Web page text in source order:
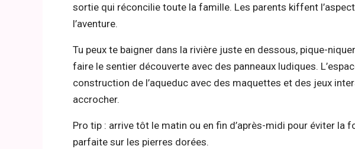
sortie qui réconcilie toute la famille. Les parents kiffent
l’aventure.
Tu peux te baigner dans la rivière juste en dessous, pique-
faire le sentier découverte avec des panneaux ludiques.
construction de l’aqueduc avec des maquettes et des jeux
accrocher.
Pro tip : arrive tôt le matin ou en fin d’après-midi pour éviter la
parfaite sur les pierres dorées.